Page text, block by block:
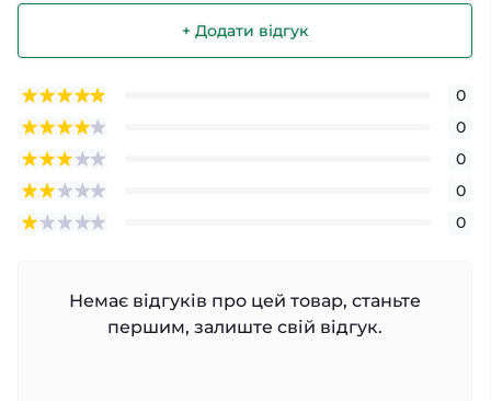
+ Додати відгук
0
0
0
0
0
Немає відгуків про цей товар, станьте
першим, залиште свій відгук.